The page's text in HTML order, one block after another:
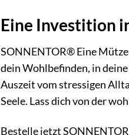
Eine Investition
SONNENTOR® Eine
dein Wohlbefinden, in
Auszeit vom stressigen
Seele. Lass dich von der
Bestelle jetzt